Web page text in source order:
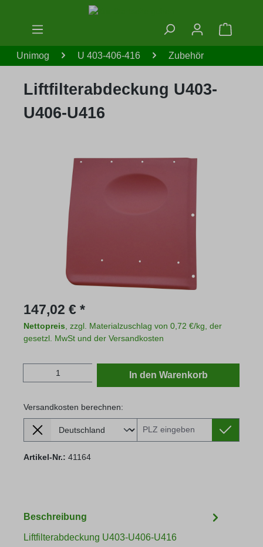
Zum Hauptinhalt springen
Unimog U 403-406-416 Zubehör
Liftfilterabdeckung U403-
U406-U416
Bildergalerie überspringen
Regulärer Preis:
147,02 € *
Nettopreis , zzgl. Materialzuschlag von 0,72 €/kg, der
gesetzl. MwSt und der Versandkosten
Produkt Anzahl: Gib den gewünschten
In den Warenkorb
Versandkosten berechnen:
Lieferland
Versandkosten berechnen:
Artikel-Nr.: 41164
Beschreibung
Liftfilterabdeckung U403-U406-U416